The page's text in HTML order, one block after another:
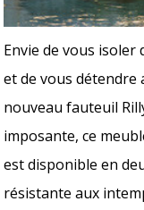
Envie de vous
et de vous détendre
nouveau fauteuil
imposante, ce
est disponible en
résistante aux